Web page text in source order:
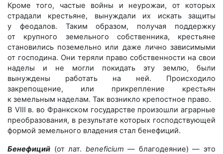
Кроме того, частые вой­ны и неурожаи, от которых
страдали крестьяне, вынуждали их искать защиты
у феодалов. Таким образом, получая поддержку
от крупного земельного собственника, крестьяне
становились поземельно или даже лично зависимыми
от господина. Они теряли право собственности на свои
наделы и не могли покидать эту землю, были
вынуждены работать на ней. Происходило
закрепощение, или прикрепление крестьян
к земельным наделам. Так возникло крепостное право.
В VIII в. во Франкском государстве произошли аграрные
преобразования, в результате которых господствующей
формой земельного владения стал бенефиций.
Бенефиций (от лат. beneficium— благодеяние) — ​это